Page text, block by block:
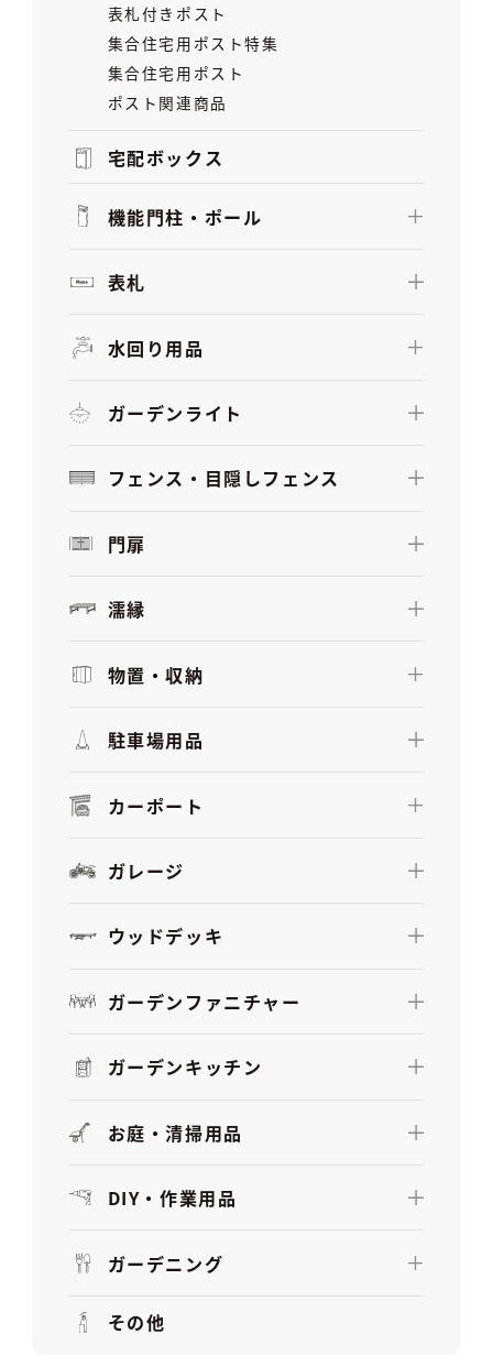
表札付きポスト
集合住宅用ポスト特集
集合住宅用ポスト
ポスト関連商品
宅配ボックス
機能門柱・ポール
表札
水回り用品
ガーデンライト
フェンス・目隠しフェンス
門扉
濡縁
物置・収納
駐車場用品
カーポート
ガレージ
ウッドデッキ
ガーデンファニチャー
ガーデンキッチン
お庭・清掃用品
DIY・作業用品
ガーデニング
その他